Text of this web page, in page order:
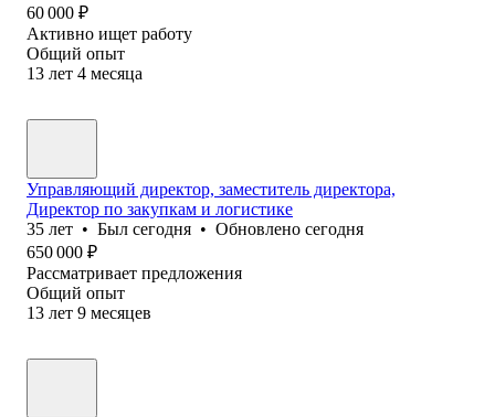
60 000 ₽
Активно ищет работу
Общий опыт
13 лет 4 месяца
Управляющий директор, заместитель директора,
Директор по закупкам и логистике
35 лет • Был сегодня • Обновлено сегодня
650 000 ₽
Рассматривает предложения
Общий опыт
13 лет 9 месяцев